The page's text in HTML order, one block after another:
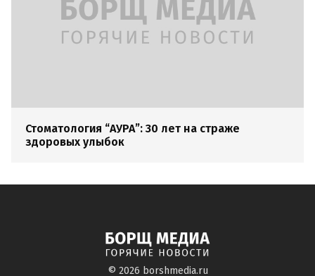
Стоматология “АУРА”: 30 лет на страже
здоровых улыбок
© 2026 borshmedia.ru